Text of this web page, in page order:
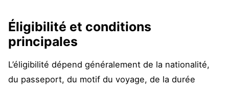
Éligibilité et conditions
principales
L’éligibilité dépend généralement de la nationalité,
du passeport, du motif du voyage, de la durée